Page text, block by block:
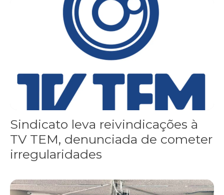
Sindicato leva reivindicações à
TV TEM, denunciada de cometer
irregularidades
FNDC aprova plataforma de 20 pontos para as eleições 2026